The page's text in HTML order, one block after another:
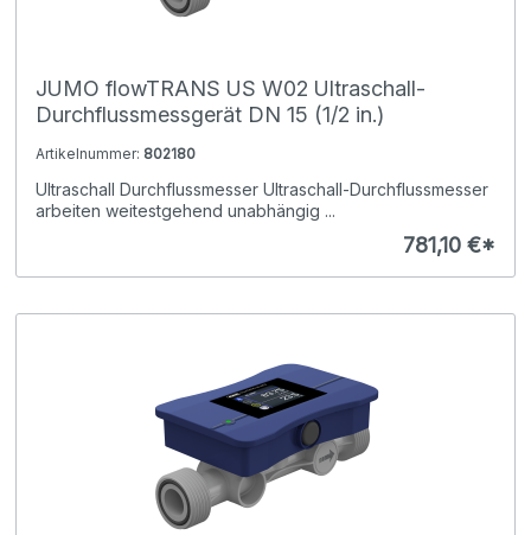
JUMO flowTRANS US W02 Ultraschall-
Durchflussmessgerät DN 15 (1/2 in.)
Artikelnummer: 802180
Ultraschall Durchflussmesser Ultraschall-Durchflussmesser
arbeiten weitestgehend unabhängig ...
781,10 €*